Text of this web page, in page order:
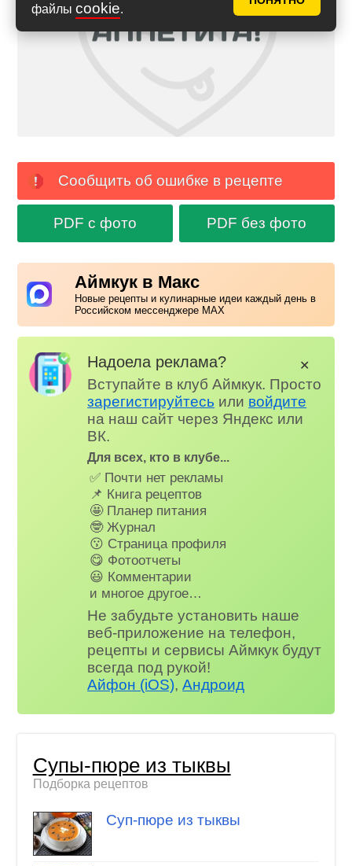
файлы cookie.
Сообщить об ошибке в рецепте
PDF с фото PDF без фото
Аймкук в Макс
Новые рецепты и кулинарные идеи каждый день в
Российском мессенджере MAX
Надоела реклама?
Вступайте в клуб Аймкук. Просто
зарегистируйтесь или войдите
на наш сайт через Яндекс или
ВК.
Для всех, кто в клубе...
✅ Почти нет рекламы
📌 Книга рецептов
🤩 Планер питания
🤓 Журнал
😗 Страница профиля
😋 Фотоотчеты
😃 Комментарии
и многое другое…
Не забудьте установить наше
веб-приложение на телефон,
рецепты и сервисы Аймкук будут
всегда под рукой!
Айфон (iOS),Андроид
✕
Супы-пюре из тыквы
Подборка рецептов
Суп-пюре из тыквы